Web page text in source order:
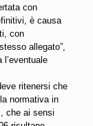
con
è causa
con
allegato”,
ritenersi che
normativa in
che ai sensi